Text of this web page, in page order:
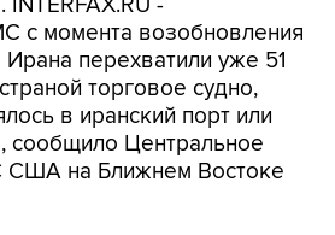
INTERFAX.RU -
с момента возобновления
перехватили уже 51
торговое судно,
в иранский порт или
сообщило Центральное
США на Ближнем Востоке